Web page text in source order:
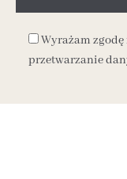
Wyrażam
przetwarzanie